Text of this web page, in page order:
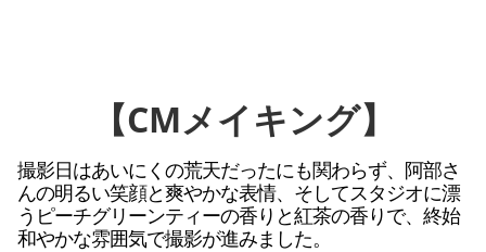
【CMメイキング】
撮影日はあいにくの荒天だったにも関わらず、阿部さ
んの明るい笑顔と爽やかな表情、そしてスタジオに漂
うピーチグリーンティーの香りと紅茶の香りで、終始
和やかな雰囲気で撮影が進みました。